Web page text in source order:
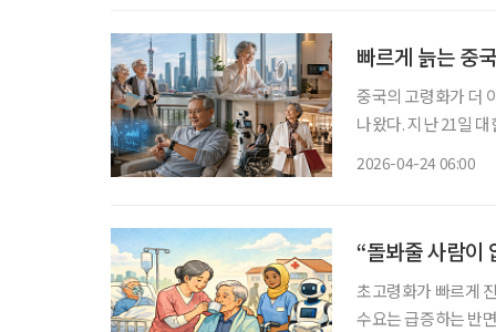
빠르게 늙는 중
중국의 고령화가 더
나왔다. 지난 21일
2026-04-24 06:00
“돌봐줄 사람이
초고령화가 빠르게
수요는 급증하는 반